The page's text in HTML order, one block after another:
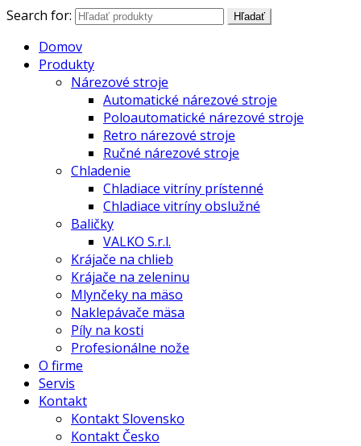
Search for: Hľadať
Domov
Produkty
Nárezové stroje
Automatické nárezové stroje
Poloautomatické nárezové stroje
Retro nárezové stroje
Ručné nárezové stroje
Chladenie
Chladiace vitríny prístenné
Chladiace vitríny obslužné
Baličky
VALKO S.r.l.
Krájače na chlieb
Krájače na zeleninu
Mlynčeky na mäso
Naklepávače mäsa
Píly na kosti
Profesionálne nože
O firme
Servis
Kontakt
Kontakt Slovensko
Kontakt Česko